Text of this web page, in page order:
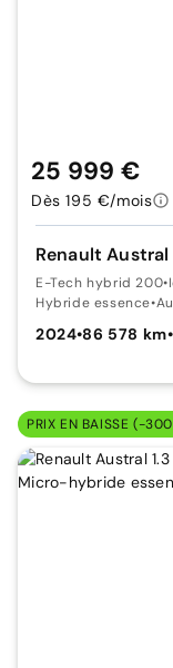
Renault Austral
E-Tech hybrid 200•
Hybride essence•
2024•86 578 km•
25 999 €
Dès 195 €/mois
PRIX EN BAISSE (-